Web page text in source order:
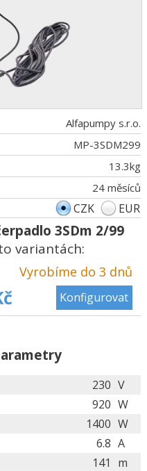
Alfapumpy s.r.o.
MP-3SDM299
13.3kg
24 měsíců
CZK EUR
3SDm 2/99
variantách:
Vyrobíme do 3 dnů
Konfigurovat
230 V
920 W
1400 W
6.8 A
141
m